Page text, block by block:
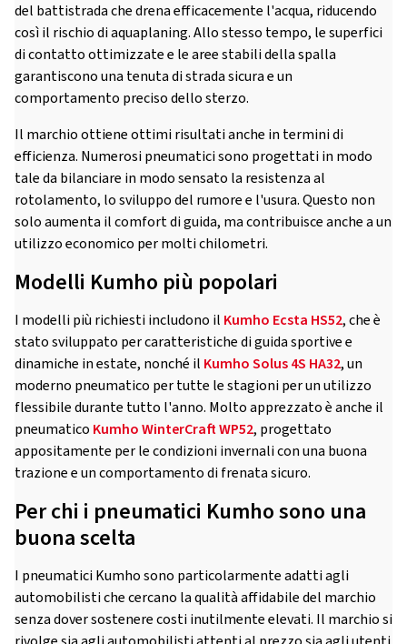
del battistrada che drena efficacemente l'acqua, riducendo
così il rischio di aquaplaning. Allo stesso tempo, le superfici
di contatto ottimizzate e le aree stabili della spalla
garantiscono una tenuta di strada sicura e un
comportamento preciso dello sterzo.
Il marchio ottiene ottimi risultati anche in termini di
efficienza. Numerosi pneumatici sono progettati in modo
tale da bilanciare in modo sensato la resistenza al
rotolamento, lo sviluppo del rumore e l'usura. Questo non
solo aumenta il comfort di guida, ma contribuisce anche a un
utilizzo economico per molti chilometri.
Modelli Kumho più popolari
I modelli più richiesti includono il Kumho Ecsta HS52, che è
stato sviluppato per caratteristiche di guida sportive e
dinamiche in estate, nonché il Kumho Solus 4S HA32, un
moderno pneumatico per tutte le stagioni per un utilizzo
flessibile durante tutto l'anno. Molto apprezzato è anche il
pneumatico Kumho WinterCraft WP52, progettato
appositamente per le condizioni invernali con una buona
trazione e un comportamento di frenata sicuro.
Per chi i pneumatici Kumho sono una
buona scelta
I pneumatici Kumho sono particolarmente adatti agli
automobilisti che cercano la qualità affidabile del marchio
senza dover sostenere costi inutilmente elevati. Il marchio si